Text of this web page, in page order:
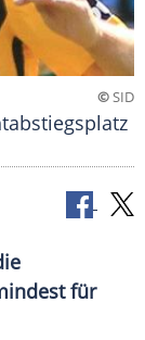
©SID
für